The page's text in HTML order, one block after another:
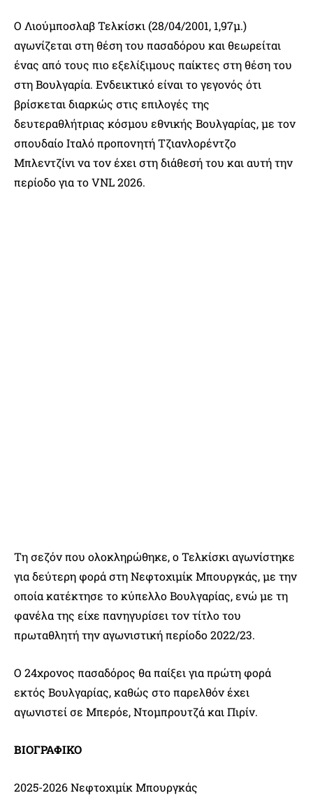
Ο Λιούμποσλαβ Τελκίσκι (28/04/2001, 1,97μ.)
αγωνίζεται στη θέση του πασαδόρου και θεωρείται
ένας από τους πιο εξελίξιμους παίκτες στη θέση του
στη Βουλγαρία. Ενδεικτικό είναι το γεγονός ότι
βρίσκεται διαρκώς στις επιλογές της
δευτεραθλήτριας κόσμου εθνικής Βουλγαρίας, με τον
σπουδαίο Ιταλό προπονητή Τζιανλορέντζο
Μπλεντζίνι να τον έχει στη διάθεσή του και αυτή την
περίοδο για το VNL 2026.
Τη σεζόν που ολοκληρώθηκε, ο Τελκίσκι αγωνίστηκε
για δεύτερη φορά στη Νεφτοχιμίκ Μπουργκάς, με την
οποία κατέκτησε το κύπελλο Βουλγαρίας, ενώ με τη
φανέλα της είχε πανηγυρίσει τον τίτλο του
πρωταθλητή την αγωνιστική περίοδο 2022/23.
Ο 24χρονος πασαδόρος θα παίξει για πρώτη φορά
εκτός Βουλγαρίας, καθώς στο παρελθόν έχει
αγωνιστεί σε Μπερόε, Ντομπρουτζά και Πιρίν.
ΒΙΟΓΡΑΦΙΚΟ
2025-2026 Νεφτοχιμίκ Μπουργκάς